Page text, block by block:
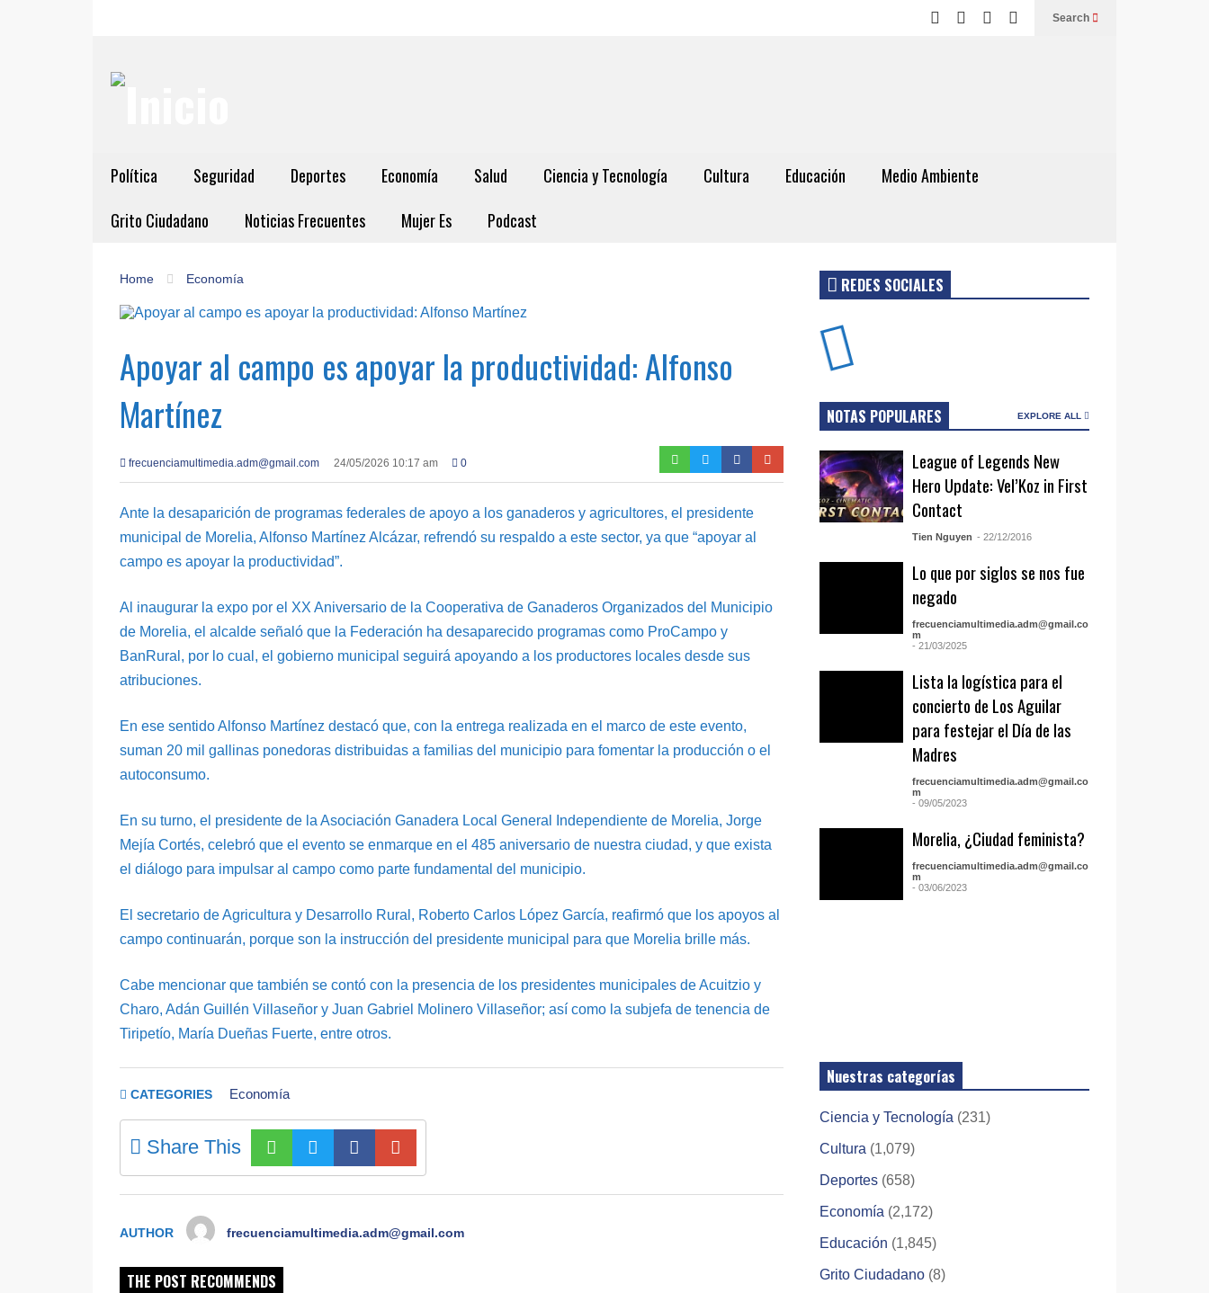
Search
Política Seguridad Deportes Economía Salud Ciencia y Tecnología Cultura Educación
Medio Ambiente
Grito Ciudadano
Noticias Frecuentes Mujer Es Podcast
Home Economía
Apoyar al campo es apoyar la productividad: Alfonso
Martínez
frecuenciamultimedia.adm@gmail.com 24/05/2026 10:17 am 0
Ante la desaparición de programas federales de apoyo a los ganaderos y agricultores, el presidente
municipal de Morelia, Alfonso Martínez Alcázar, refrendó su respaldo a este sector, ya que “apoyar al
campo es apoyar la productividad”.
Al inaugurar la expo por el XX Aniversario de la Cooperativa de Ganaderos Organizados del Municipio
de Morelia, el alcalde señaló que la Federación ha desaparecido programas como ProCampo y
BanRural, por lo cual, el gobierno municipal seguirá apoyando a los productores locales desde sus
atribuciones.
En ese sentido Alfonso Martínez destacó que, con la entrega realizada en el marco de este evento,
suman 20 mil gallinas ponedoras distribuidas a familias del municipio para fomentar la producción o el
autoconsumo.
En su turno, el presidente de la Asociación Ganadera Local General Independiente de Morelia, Jorge
Mejía Cortés, celebró que el evento se enmarque en el 485 aniversario de nuestra ciudad, y que exista
el diálogo para impulsar al campo como parte fundamental del municipio.
El secretario de Agricultura y Desarrollo Rural, Roberto Carlos López García, reafirmó que los apoyos al
campo continuarán, porque son la instrucción del presidente municipal para que Morelia brille más.
Cabe mencionar que también se contó con la presencia de los presidentes municipales de Acuitzio y
Charo, Adán Guillén Villaseñor y Juan Gabriel Molinero Villaseñor; así como la subjefa de tenencia de
Tiripetío, María Dueñas Fuerte, entre otros.
CATEGORIES Economía
Share This
AUTHOR frecuenciamultimedia.adm@gmail.com
THE POST RECOMMENDS
REDES SOCIALES
NOTAS POPULARES EXPLORE ALL
League of Legends New
Hero Update: Vel’Koz in First
Contact
Tien Nguyen - 22/12/2016
Lo que por siglos se nos fue
negado
frecuenciamultimedia.adm@gmail.co
m
- 21/03/2025
Lista la logística para el
concierto de Los Aguilar
para festejar el Día de las
Madres
frecuenciamultimedia.adm@gmail.co
m
- 09/05/2023
Morelia, ¿Ciudad feminista?
frecuenciamultimedia.adm@gmail.co
m
- 03/06/2023
Nuestras categorías
Ciencia y Tecnología (231)
Cultura (1,079)
Deportes (658)
Economía (2,172)
Educación (1,845)
Grito Ciudadano (8)